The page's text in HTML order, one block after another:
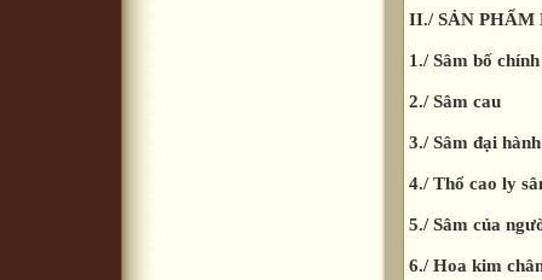
II./ SẢN PHẨM
1./ Sâm bố chính
2./ Sâm cau
3./ Sâm đại hành
4./ Thổ cao ly
5./ Sâm của
6./ Hoa kim